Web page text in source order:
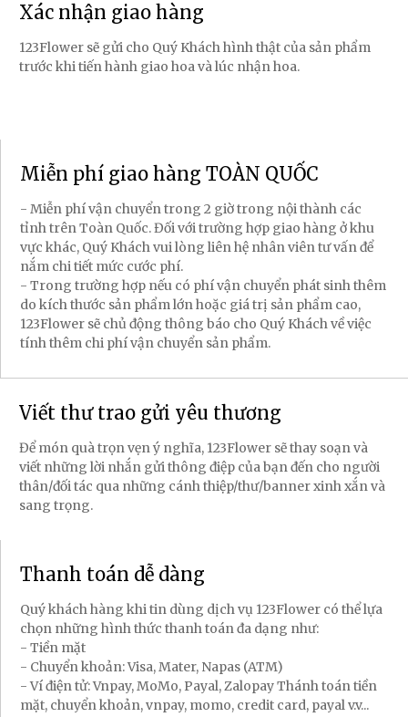
Xác nhận giao hàng
123Flower sẽ gửi cho Quý Khách hình thật của sản phẩm
trước khi tiến hành giao hoa và lúc nhận hoa.
Miễn phí giao hàng TOÀN QUỐC
- Miễn phí vận chuyển trong 2 giờ trong nội thành các
tỉnh trên Toàn Quốc. Đối với trường hợp giao hàng ở khu
vực khác, Quý Khách vui lòng liên hệ nhân viên tư vấn để
nắm chi tiết mức cước phí.
- Trong trường hợp nếu có phí vận chuyển phát sinh thêm
do kích thước sản phẩm lớn hoặc giá trị sản phẩm cao,
123Flower sẽ chủ động thông báo cho Quý Khách về việc
tính thêm chi phí vận chuyển sản phẩm.
Viết thư trao gửi yêu thương
Để món quà trọn vẹn ý nghĩa, 123Flower sẽ thay soạn và
viết những lời nhắn gửi thông điệp của bạn đến cho người
thân/đối tác qua những cánh thiệp/thư/banner xinh xắn và
sang trọng.
Thanh toán dễ dàng
Quý khách hàng khi tin dùng dịch vụ 123Flower có thể lựa
chọn những hình thức thanh toán đa dạng như:
- Tiền mặt
- Chuyển khoản: Visa, Mater, Napas (ATM)
- Ví điện tử: Vnpay, MoMo, Payal, Zalopay Thánh toán tiền
mặt, chuyển khoản, vnpay, momo, credit card, payal v.v...